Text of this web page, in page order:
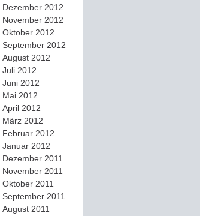
Dezember 2012
November 2012
Oktober 2012
September 2012
August 2012
Juli 2012
Juni 2012
Mai 2012
April 2012
März 2012
Februar 2012
Januar 2012
Dezember 2011
November 2011
Oktober 2011
September 2011
August 2011